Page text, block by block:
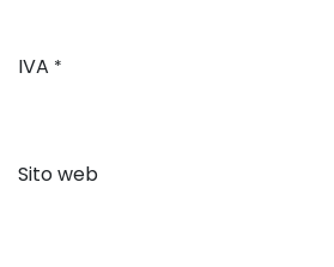
IVA *
Sito web